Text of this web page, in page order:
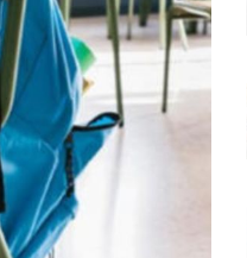
Vallarta
Y Objetivos Prioritarios
Puerto Vallarta
Al Mar
Por Privados
Y Cómo Tramitarlas?